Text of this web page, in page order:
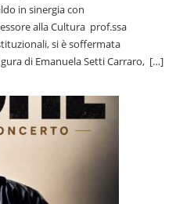
in sinergia con
alla Cultura prof.ssa
si è soffermata
di Emanuela Setti Carraro, […]